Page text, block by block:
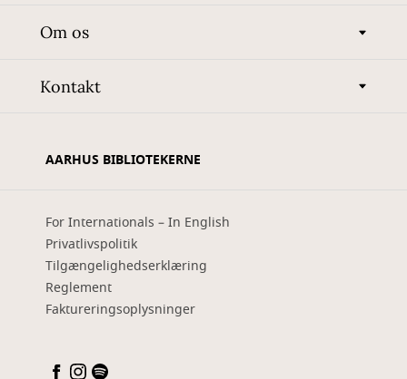
Om os
Kontakt
AARHUS BIBLIOTEKERNE
For Internationals – In English
Privatlivspolitik
Tilgængelighedserklæring
Reglement
Faktureringsoplysninger